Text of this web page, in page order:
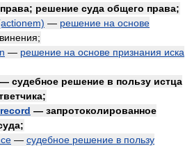
решение суда общего права;
— решение на основе
— решение на основе признания иска
— судебное решение в пользу истца
— запротоколированное
— судебное решение в пользу